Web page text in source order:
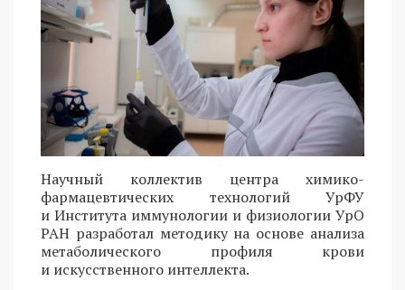
Научный коллектив центра химико-
фармацевтических технологий УрФУ
и Института иммунологии и физиологии УрО
РАН разработал методику на основе анализа
метаболического профиля крови
и искусственного интеллекта.